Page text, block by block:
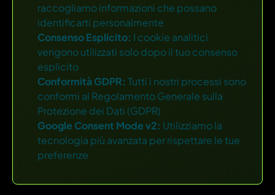
raccogliamo informazioni che possano
identificarti personalmente
Consenso Esplicito: I cookie analitici
vengono utilizzati solo dopo il tuo consenso
esplicito
Conformità GDPR: Tutti i nostri processi sono
conformi al Regolamento Generale sulla
Protezione dei Dati (GDPR)
Google Consent Mode v2: Utilizziamo la
tecnologia più avanzata per rispettare le tue
preferenze